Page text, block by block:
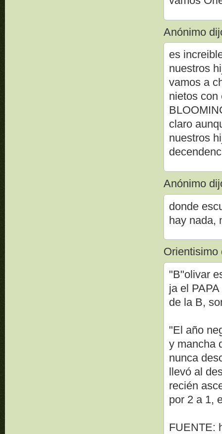
Anónimo
es
nuestros
vamos a
nietos con
claro
nuestros
Anónimo
donde
hay nada,
Orientisimo
"B"olivar
ja el
de la B,
"El año
y mancha
nunca
llevó al
recién
por 2 a 1,
FUENTE: